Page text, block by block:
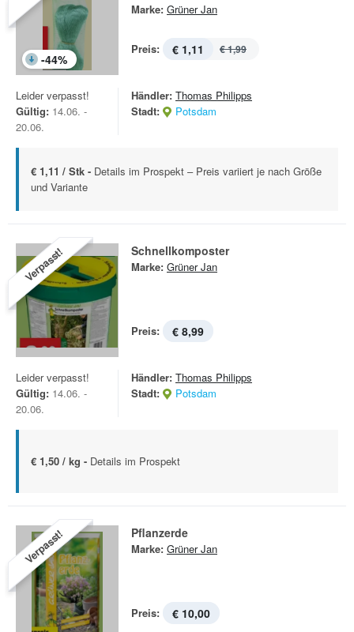
-44%
Marke: Grüner Jan
Preis: € 1,11 € 1,99
Leider verpasst!
Gültig: 14.06. -
20.06.
Händler: Thomas Philipps
Stadt:
Potsdam
€ 1,11 / Stk - Details im Prospekt – Preis variiert je nach Größe
und Variante
Verpasst! Schnellkomposter
Marke: Grüner Jan
Preis: € 8,99
Leider verpasst!
Gültig: 14.06. -
20.06.
Händler: Thomas Philipps
Stadt:
Potsdam
€ 1,50 / kg - Details im Prospekt
Verpasst! Pflanzerde
Marke: Grüner Jan
Preis: € 10,00